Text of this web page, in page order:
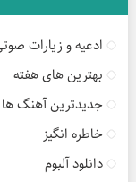
ادعیه و زیارات
بهترین های هفته
جدیدترین آهنگ ها
خاطره انگیز
دانلود آلبوم